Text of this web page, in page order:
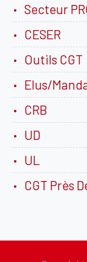
Secteur
CESER
Outils CGT
Elus/
CRB
UD
UL
CGT Près